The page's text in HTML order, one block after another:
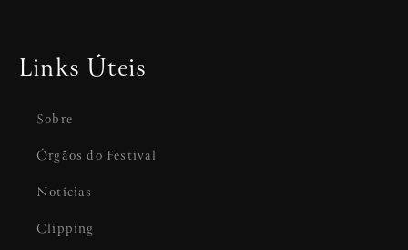
Links Úteis
Sobre
Órgãos do Festival
Notícias
Clipping